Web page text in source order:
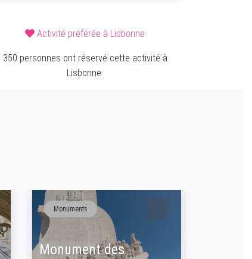
Activité préférée à Lisbonne
350 personnes ont réservé cette activité à
Lisbonne.
Monument des
Monuments